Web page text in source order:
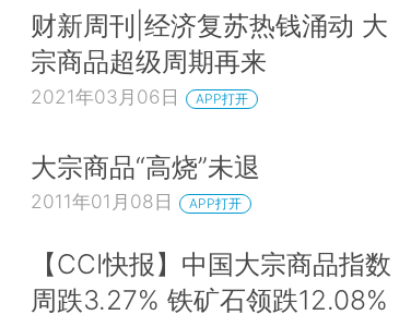
财新周刊|经济复苏热钱涌动 大
宗商品超级周期再来
2021年03月06日 APP打开
大宗商品“高烧”未退
2011年01月08日 APP打开
【CCI快报】中国大宗商品指数
周跌3.27% 铁矿石领跌12.08%